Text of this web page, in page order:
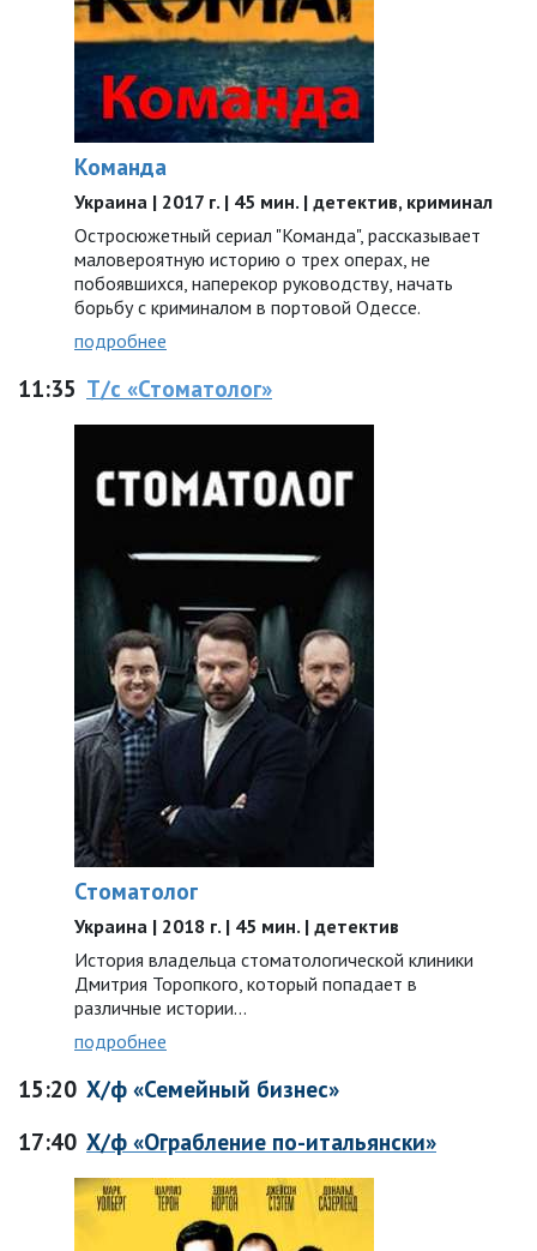
Команда
Украина | 2017 г. | 45 мин. | детектив, криминал
Остросюжетный сериал "Команда", рассказывает
маловероятную историю о трех операх, не
побоявшихся, наперекор руководству, начать
борьбу с криминалом в портовой Одессе.
подробнее
11:35 Т/с «Стоматолог»
Стоматолог
Украина | 2018 г. | 45 мин. | детектив
История владельца стоматологической клиники
Дмитрия Торопкого, который попадает в
различные истории...
подробнее
15:20 Х/ф «Семейный бизнес»
17:40 Х/ф «Ограбление по-итальянски»